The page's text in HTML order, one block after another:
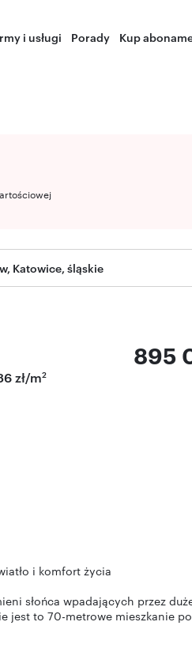
i usługi Porady Kup
Katowice, śląskie
895
zł/m2
i komfort życia
słońca wpadających przez
jest to 70-metrowe mieszkanie